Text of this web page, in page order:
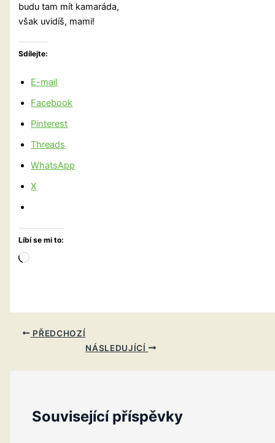
budu tam mít kamaráda,
však uvidíš, mami!
Sdílejte:
E-mail
Facebook
Pinterest
Threads
WhatsApp
X
Líbí se mi to:
Načítání…
PŘEDCHOZÍ
NÁSLEDUJÍCÍ
Související příspěvky